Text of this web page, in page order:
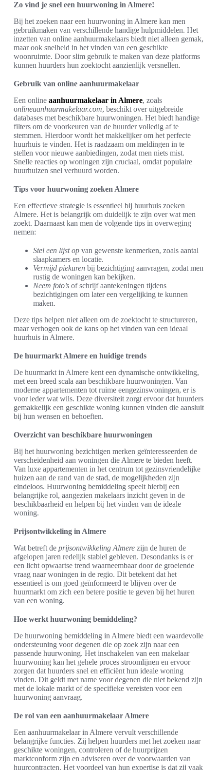
Zo vind je snel een huurwoning in Almere!
Bij het zoeken naar een huurwoning in Almere kan men
gebruikmaken van verschillende handige hulpmiddelen. Het
inzetten van online aanhuurmakelaars biedt niet alleen gemak,
maar ook snelheid in het vinden van een geschikte
woonruimte. Door slim gebruik te maken van deze platforms
kunnen huurders hun zoektocht aanzienlijk versnellen.
Gebruik van online aanhuurmakelaar
Een online aanhuurmakelaar in Almere, zoals
onlineaanhuurmakelaar.com, beschikt over uitgebreide
databases met beschikbare huurwoningen. Het biedt handige
filters om de voorkeuren van de huurder volledig af te
stemmen. Hierdoor wordt het makkelijker om het perfecte
huurhuis te vinden. Het is raadzaam om meldingen in te
stellen voor nieuwe aanbiedingen, zodat men niets mist.
Snelle reacties op woningen zijn cruciaal, omdat populaire
huurhuizen snel verhuurd worden.
Tips voor huurwoning zoeken Almere
Een effectieve strategie is essentieel bij huurhuis zoeken
Almere. Het is belangrijk om duidelijk te zijn over wat men
zoekt. Daarnaast kan men de volgende tips in overweging
nemen:
Stel een lijst op van gewenste kenmerken, zoals aantal
slaapkamers en locatie.
Vermijd piekuren bij bezichtiging aanvragen, zodat men
rustig de woningen kan bekijken.
Neem foto’s of schrijf aantekeningen tijdens
bezichtigingen om later een vergelijking te kunnen
maken.
Deze tips helpen niet alleen om de zoektocht te structureren,
maar verhogen ook de kans op het vinden van een ideaal
huurhuis in Almere.
De huurmarkt Almere en huidige trends
De huurmarkt in Almere kent een dynamische ontwikkeling,
met een breed scala aan beschikbare huurwoningen. Van
moderne appartementen tot ruime eengezinswoningen, er is
voor ieder wat wils. Deze diversiteit zorgt ervoor dat huurders
gemakkelijk een geschikte woning kunnen vinden die aansluit
bij hun wensen en behoeften.
Overzicht van beschikbare huurwoningen
Bij het huurwoning bezichtigen merken geïnteresseerden de
verscheidenheid aan woningen die Almere te bieden heeft.
Van luxe appartementen in het centrum tot gezinsvriendelijke
huizen aan de rand van de stad, de mogelijkheden zijn
eindeloos. Huurwoning bemiddeling speelt hierbij een
belangrijke rol, aangezien makelaars inzicht geven in de
beschikbaarheid en helpen bij het vinden van de ideale
woning.
Prijsontwikkeling in Almere
Wat betreft de prijsontwikkeling Almere zijn de huren de
afgelopen jaren redelijk stabiel gebleven. Desondanks is er
een licht opwaartse trend waarneembaar door de groeiende
vraag naar woningen in de regio. Dit betekent dat het
essentieel is om goed geïnformeerd te blijven over de
huurmarkt om zich een betere positie te geven bij het huren
van een woning.
Hoe werkt huurwoning bemiddeling?
De huurwoning bemiddeling in Almere biedt een waardevolle
ondersteuning voor degenen die op zoek zijn naar een
passende huurwoning. Het inschakelen van een makelaar
huurwoning kan het gehele proces stroomlijnen en ervoor
zorgen dat huurders snel en efficiënt hun ideale woning
vinden. Dit geldt met name voor degenen die niet bekend zijn
met de lokale markt of de specifieke vereisten voor een
huurwoning aanvraag.
De rol van een aanhuurmakelaar Almere
Een aanhuurmakelaar in Almere vervult verschillende
belangrijke functies. Zij helpen huurders met het zoeken naar
geschikte woningen, controleren of de huurprijzen
marktconform zijn en adviseren over de voorwaarden van
huurcontracten. Het voordeel van hun expertise is dat zij vaak